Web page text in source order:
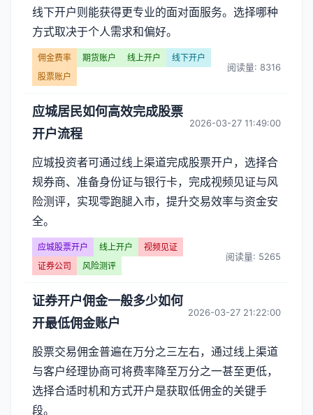
线下开户则能获得更专业的面对面服务。选择哪种
方式取决于个人需求和偏好。
佣金费率 期货账户 线上开户
线下开户
股票账户
阅读量: 8316
应城居民如何高效完成股票
开户流程
2026-03-27 11:49:00
应城投资者可通过线上渠道完成股票开户，选择合
规券商、准备身份证与银行卡，完成视频见证与风
险测评，实现零跑腿入市，提升交易效率与资金安
全。
应城股票开户 线上开户
视频见证
证券公司
风险测评
阅读量: 5265
证券开户佣金一般多少如何
开最低佣金账户
2026-03-27 21:22:00
股票交易佣金普遍在万分之三左右，通过线上渠道
与客户经理协商可将费率降至万分之一甚至更低，
选择合适时机和方式开户是获取低佣金的关键手
段。